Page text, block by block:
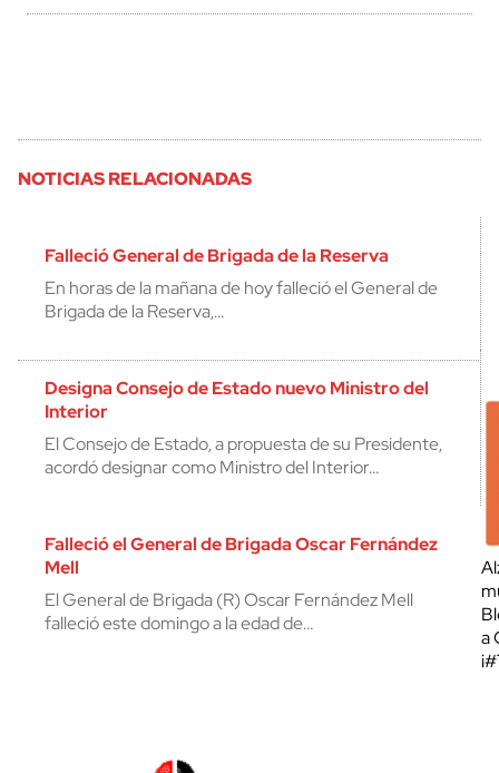
NOTICIAS RELACIONADAS
Falleció General de Brigada de la Reserva
En horas de la mañana de hoy falleció el General de
Brigada de la Reserva,…
Designa Consejo de Estado nuevo Ministro del
Interior
El Consejo de Estado, a propuesta de su Presidente,
acordó designar como Ministro del Interior…
Falleció el General de Brigada Oscar Fernández
Mell
El General de Brigada (R) Oscar Fernández Mell
falleció este domingo a la edad de…
a